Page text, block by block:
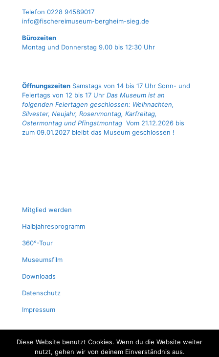
Tele­fon 0228 94589017
info@fischereimuseum-bergheim-sieg.de
Büro­zei­ten
Mon­tag und Don­ners­tag 9.00 bis 12:30 Uhr
Öffnungszeiten Samstags von 14 bis 17 Uhr Sonn- und
Feiertags von 12 bis 17 Uhr Das Museum ist an
folgenden Feiertagen geschlossen: Weihnachten,
Silvester, Neujahr, Rosenmontag, Karfreitag,
Ostermontag und Pfingstmontag Vom 21.12.2026 bis
zum 09.01.2027 bleibt das Museum geschlossen !
Mit­glied werden
Halb­jah­res­pro­gramm
360°-Tour
Muse­ums­film
Down­loads
Daten­schutz
Impres­sum
Diese Website benutzt Cookies. Wenn du die Website weiter
nutzt, gehen wir von deinem Einverständnis aus.